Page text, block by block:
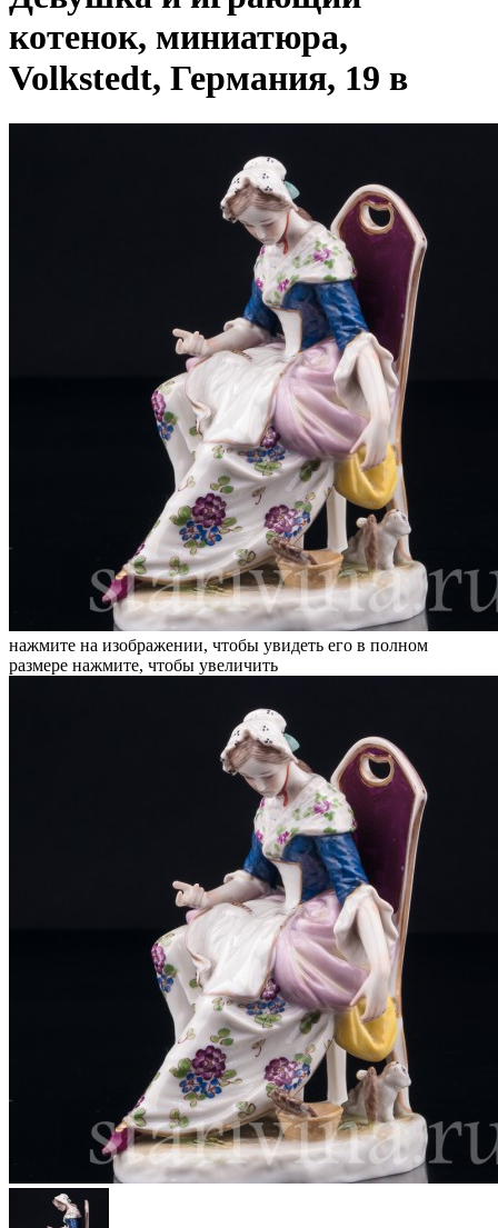
котенок, миниатюра,
Volkstedt, Германия, 19 в
нажмите на изображении, чтобы увидеть его в полном
размере нажмите, чтобы увеличить